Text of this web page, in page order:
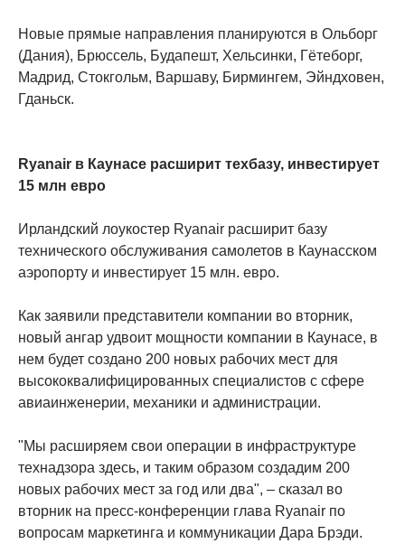
Новые прямые направления планируются в Ольборг
(Дания), Брюссель, Будапешт, Хельсинки, Гётеборг,
Мадрид, Стокгольм, Варшаву, Бирмингем, Эйндховен,
Гданьск.
Ryanair в Каунасе расширит техбазу, инвестирует
15 млн евро
Ирландский лоукостер Ryanair расширит базу
технического обслуживания самолетов в Каунасском
аэропорту и инвестирует 15 млн. евро.
Как заявили представители компании во вторник,
новый ангар удвоит мощности компании в Каунасе, в
нем будет создано 200 новых рабочих мест для
высококвалифицированных специалистов с сфере
авиаинженерии, механики и администрации.
"Мы расширяем свои операции в инфраструктуре
технадзора здесь, и таким образом создадим 200
новых рабочих мест за год или два", – сказал во
вторник на пресс-конференции глава Ryanair по
вопросам маркетинга и коммуникации Дара Брэди.